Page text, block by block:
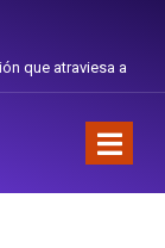
a
Gabriela